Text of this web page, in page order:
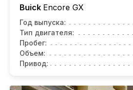
Buick Encore GX
Год выпуска:
Тип двигателя:
Пробег:
Объем:
Привод: